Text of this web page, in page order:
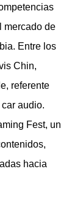
mercado de
Entre los
Chin,
referente
audio.
Fest, un
hacia